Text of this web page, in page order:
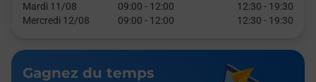
Mardi 11/08
09:00 - 12:00 12:30 - 19:30
Mercredi 12/08
09:00 - 12:00 12:30 - 19:30
Gagnez du temps